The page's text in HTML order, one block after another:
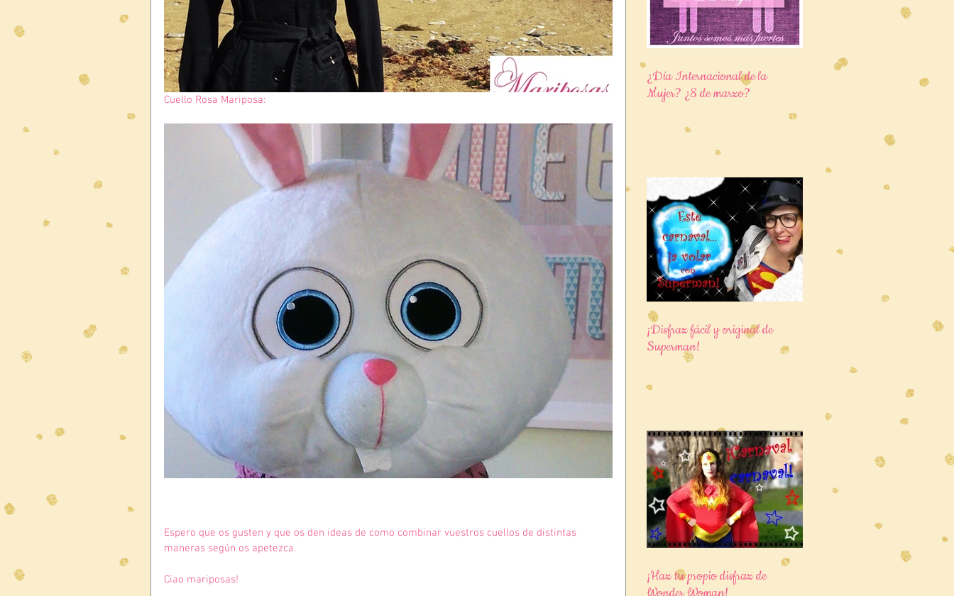
Cuello Rosa Mariposa:
Espero que os gusten y que os den ideas de como combinar vuestros cuellos de distintas
maneras según os apetezca.
Ciao mariposas!
¿Día Internacional de la
Mujer? ¿8 de marzo?
¡Disfraz fácil y original de
Superman!
¡Haz tu propio disfraz de